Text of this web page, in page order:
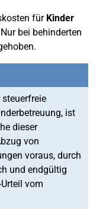
für Kinder
bei behinderten
steuerfreie
ist
dieser
von
voraus, durch
und endgültig
vom